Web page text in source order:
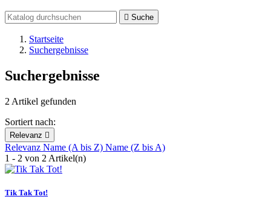
 Suche
Startseite
Suchergebnisse
Suchergebnisse
2 Artikel gefunden
Sortiert nach:
Relevanz 
Relevanz Name (A bis Z) Name (Z bis A)
1 - 2 von 2 Artikel(n)
Tik Tak Tot!